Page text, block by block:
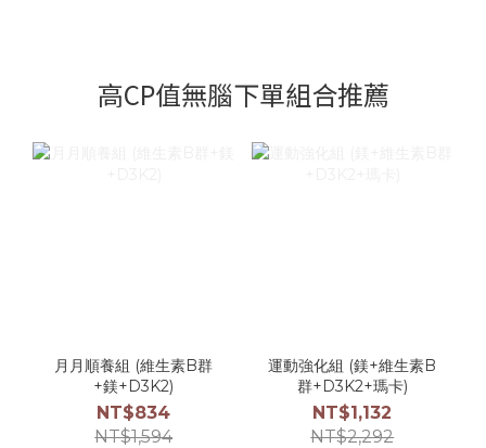
高CP值無腦下單組合推薦
月月順養組 (維生素B群
+鎂+D3K2)
NT$834
NT$1,594
運動強化組 (鎂+維生素B
群+D3K2+瑪卡)
NT$1,132
NT$2,292